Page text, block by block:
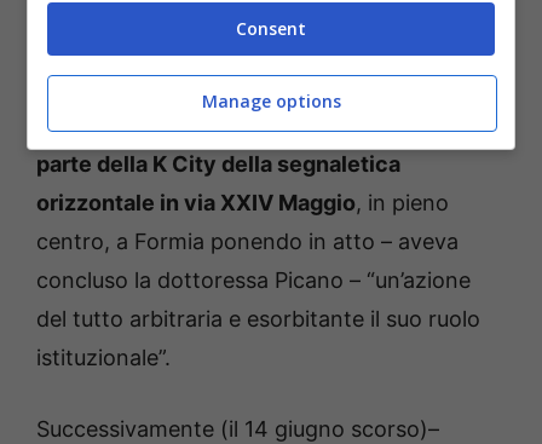
accusato anche di un comportamento grave
se l’accusa mossa nei suoi riguardi
corrispondesse a verità: la scorsa primavera
avrebbe bloccato i lavori di rifacimento da
parte della K City della segnaletica
orizzontale in via XXIV Maggio, in pieno
centro, a Formia ponendo in atto – aveva
concluso la dottoressa Picano – “un’azione
del tutto arbitraria e esorbitante il suo ruolo
istituzionale”.
Successivamente (il 14 giugno scorso)–
Consent
Manage options